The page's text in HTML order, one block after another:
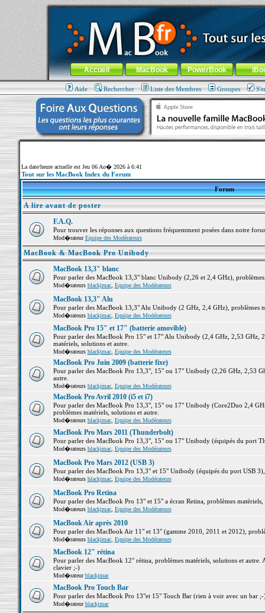
MacBook-fr.com : 100% Apple... 100% nomade !
Aller au contenu-Aller au menu général-Aller au menu de
Menu général
Accueil MacBook PowerBook
Aide Rechercher Liste des Membres Groupes
La date/heure actuelle est Jeu 06 Ao� 2026 à 6:41
Tout sur les MacBook Index du Forum
Forum
A lire avant de poster
F.A.Q.
Pour trouver les réponses aux questions fréquemment posées dans notre
Mod�rateurEquipe des Modérateurs
MacBook & MacBook Pro Unibody
MacBook 13,3" blanc
Pour parler des MacBook 13,3" blanc Unibody (2,26 et 2,4 GHz),
Mod�rateurs blackjmac, Equipe des Modérateurs
MacBook 13,3" Alu
Pour parler des MacBook 13,3" Alu Unibody (2 GHz, 2,4 GHz), problèmes
Mod�rateurs blackjmac, Equipe des Modérateurs
MacBook Pro 15" et 17" (batterie amovible)
Pour parler des MacBook Pro 15" et 17" Alu Unibody (2,4 GHz, 2,53 GHz,
matériels, solutions et autre.
Mod�rateurs blackjmac, Equipe des Modérateurs
MacBook Pro Juin 2009 (batterie fixe)
Pour parler des MacBook Pro 13,3", 15" ou 17" Unibody (2,26 GHz, 2,53
autre.
Mod�rateurs blackjmac, Equipe des Modérateurs
MacBook Pro Avril 2010 (i5 et i7)
Pour parler des MacBook Pro 13,3", 15" ou 17" Unibody (Core2Duo 2,4
problèmes matériels, solutions et autre.
Mod�rateurs blackjmac, Equipe des Modérateurs
MacBook Pro Mars 2011 (Thunderbolt)
Pour parler des MacBook Pro 13,3", 15" ou 17" Unibody (équipés du port
Mod�rateurs blackjmac, Equipe des Modérateurs
MacBook Pro Mars 2012 (USB 3)
Pour parler des MacBook Pro 13,3" et 15" Unibody (équipés du port USB
Mod�rateurs blackjmac, Equipe des Modérateurs
MacBook Pro Retina
Pour parler des MacBook Pro 13" et 15" a écran Retina, problèmes matériels,
Mod�rateurs blackjmac, Equipe des Modérateurs
MacBook Air après 2010
Pour parler des MacBook Air 11" et 13" (gamme 2010, 2011 et 2012),
Mod�rateurs blackjmac, Equipe des Modérateurs
MacBook 12" rétina
Pour parler des MacBook 12" rétina, problèmes matériels, solutions et
clavier ;-)
Mod�rateurblackjmac
MacBook Pro Touch Bar
Pour parler des MacBook Pro 13"et 15" Touch Bar (rien à voir avec un bar
Mod�rateurblackjmac